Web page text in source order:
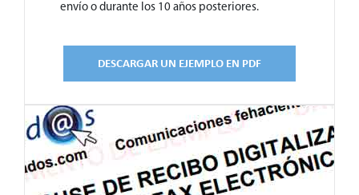
envío o durante los 10 años posteriores.